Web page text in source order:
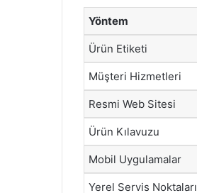
Yöntem
Ürün Etiketi
Müşteri Hizmetleri
Resmi Web Sitesi
Ürün Kılavuzu
Mobil Uygulamalar
Yerel Servis Noktaları